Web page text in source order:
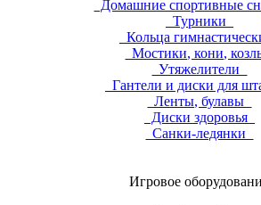
Домашние спортивные
Турники
Кольца
Мостики, кони,
Утяжелители
Гантели и диски для
Ленты, булавы
Диски здоровья
Санки-ледянки
Игровое